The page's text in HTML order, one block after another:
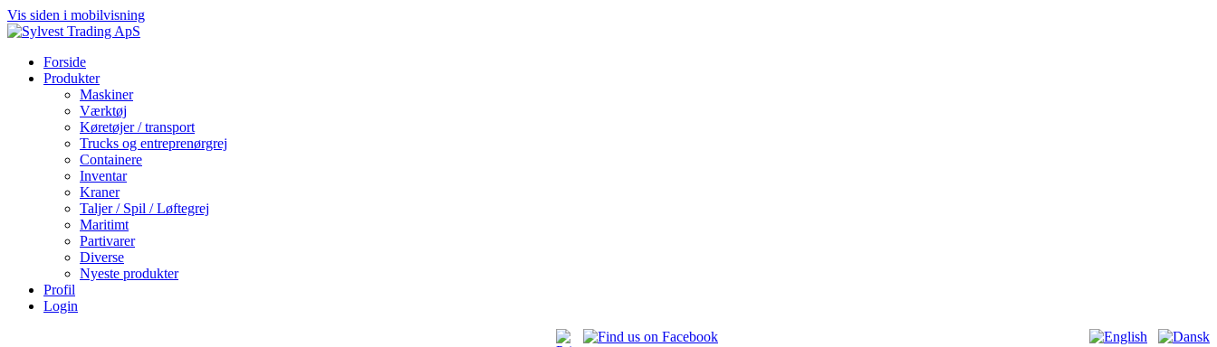
Vis siden i mobilvisning
Forside
Produkter
Maskiner
Værktøj
Køretøjer / transport
Trucks og entreprenørgrej
Containere
Inventar
Kraner
Taljer / Spil / Løftegrej
Maritimt
Partivarer
Diverse
Nyeste produkter
Profil
Login